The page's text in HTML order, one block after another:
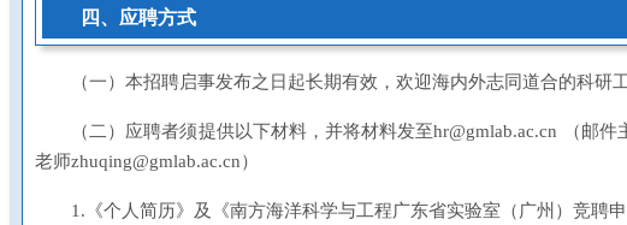
四、应聘方式
（一）本招聘启事发布之日起长期有效，欢迎海内外志同道合的科研
（二）应聘者须提供以下材料，并将材料发至hr@gmlab.ac.cn （邮
老师zhuqing@gmlab.ac.cn）
1.《个人简历》及《南方海洋科学与工程广东省实验室（广州）竞聘